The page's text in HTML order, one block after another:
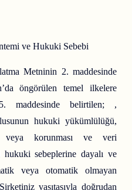
ve Hukuki Sebebi
Metninin 2. maddesinde
öngörülen temel ilkelere
maddesinde belirtilen; ,
hukuki yükümlülüğü,
veya korunması ve veri
sebeplerine dayalı ve
veya otomatik olmayan
vasıtasıyla doğrudan